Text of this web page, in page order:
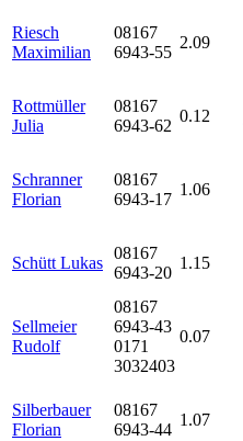
Riesch
Maximilian
08167
6943-55
2.09
Rottmüller
Julia
08167
6943-62
0.12
Schranner
Florian
08167
6943-17
1.06
Schütt Lukas
08167
6943-20
1.15
Sellmeier
Rudolf
08167
6943-43
0171
3032403
0.07
Silberbauer
Florian
08167
6943-44
1.07